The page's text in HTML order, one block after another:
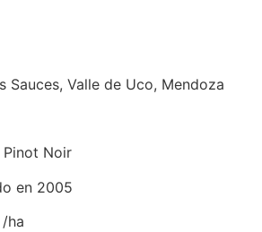
Sauces, Valle de Uco, Mendoza
Pinot Noir
en 2005
ha